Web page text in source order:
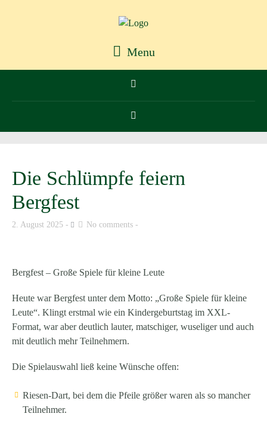
Menu
Die Schlümpfe feiern
Bergfest
2. August 2025 No comments
Bergfest – Große Spiele für kleine Leute
Heute war Bergfest unter dem Motto: „Große Spiele für kleine
Leute“. Klingt erstmal wie ein Kindergeburtstag im XXL-
Format, war aber deutlich lauter, matschiger, wuseliger und auch
mit deutlich mehr Teilnehmern.
Die Spielauswahl ließ keine Wünsche offen:
Riesen-Dart, bei dem die Pfeile größer waren als so mancher
Teilnehmer.